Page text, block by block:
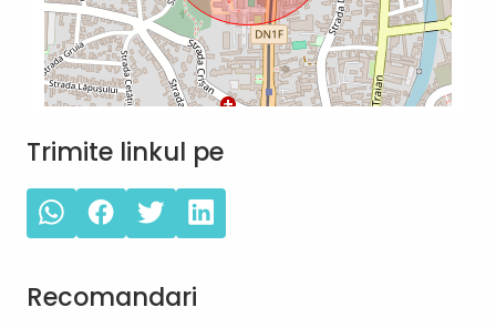
Trimite linkul pe
Recomandari